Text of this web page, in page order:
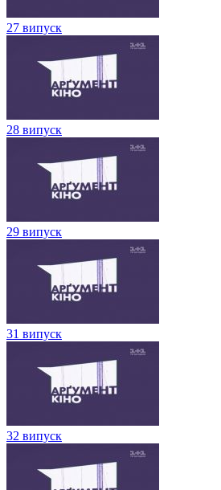
27 випуск
28 випуск
29 випуск
31 випуск
32 випуск